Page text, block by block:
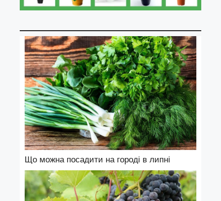
Що можна посадити на городі в липні